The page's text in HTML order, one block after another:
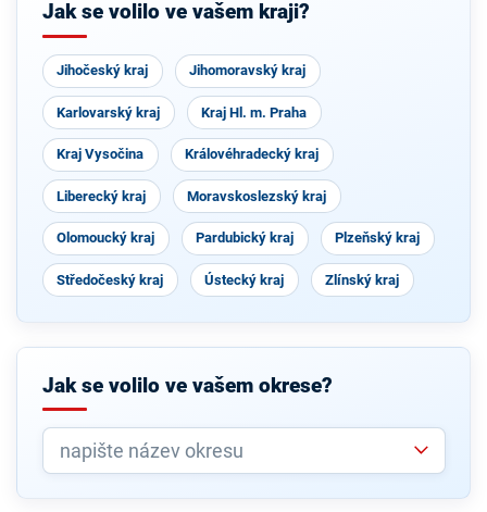
Jak se volilo ve vašem kraji?
Jihočeský kraj Jihomoravský kraj
Karlovarský kraj Kraj Hl. m. Praha
Kraj Vysočina Královéhradecký kraj
Liberecký kraj Moravskoslezský kraj
Olomoucký kraj Pardubický kraj Plzeňský kraj
Středočeský kraj Ústecký kraj Zlínský kraj
Jak se volilo ve vašem okrese?